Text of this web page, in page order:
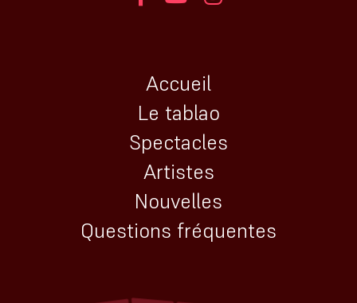
Accueil
Le tablao
Spectacles
Artistes
Nouvelles
Questions fréquentes